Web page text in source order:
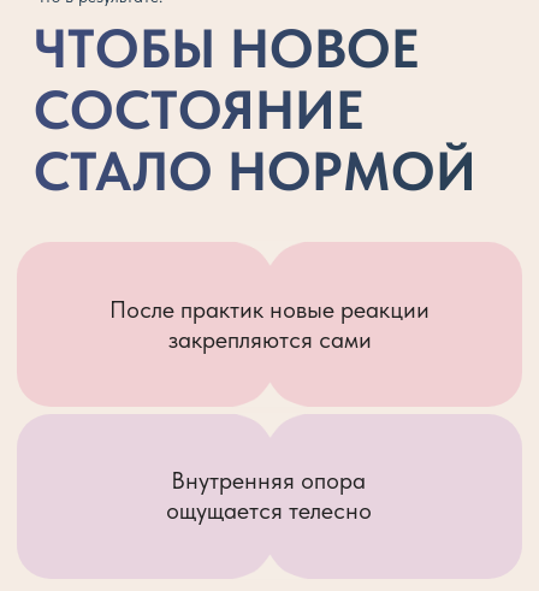
ЭТО НЕ
ИНФОРМАЦИЯ —
ЭТО ЗАКРЕПЛЕНИЕ
Работа не через голову,
а через символы и образ